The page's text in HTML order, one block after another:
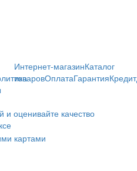
Интернет-магазинКаталог
товаровОплатаГарантияКредит